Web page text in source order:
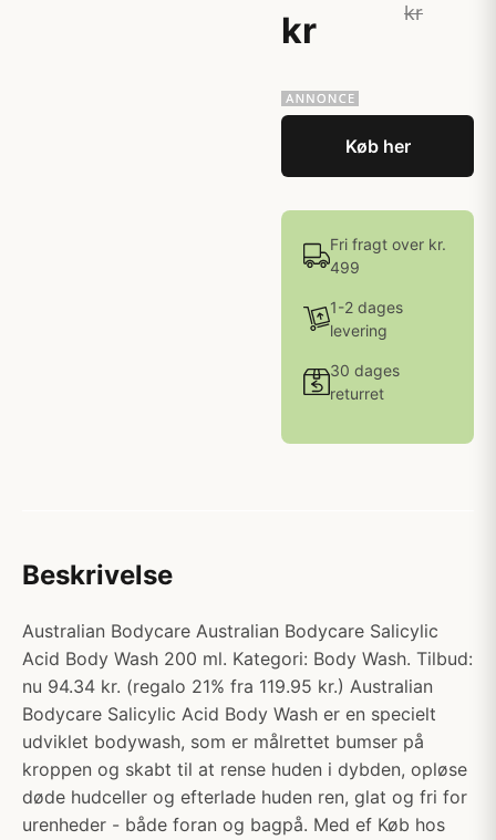
kr
kr
Køb her
Fri fragt over kr.
499
1-2 dages
levering
30 dages
returret
Beskrivelse
Australian Bodycare Australian Bodycare Salicylic
Acid Body Wash 200 ml. Kategori: Body Wash. Tilbud:
nu 94.34 kr. (regalo 21% fra 119.95 kr.) Australian
Bodycare Salicylic Acid Body Wash er en specielt
udviklet bodywash, som er målrettet bumser på
kroppen og skabt til at rense huden i dybden, opløse
døde hudceller og efterlade huden ren, glat og fri for
urenheder - både foran og bagpå. Med ef Køb hos